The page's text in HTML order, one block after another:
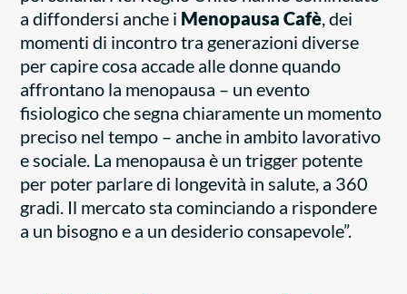
a diffondersi anche i Menopausa Cafè, dei
momenti di incontro tra generazioni diverse
per capire cosa accade alle donne quando
affrontano la menopausa – un evento
fisiologico che segna chiaramente un momento
preciso nel tempo – anche in ambito lavorativo
e sociale. La menopausa è un trigger potente
per poter parlare di longevità in salute, a 360
gradi. Il mercato sta cominciando a rispondere
a un bisogno e a un desiderio consapevole”.